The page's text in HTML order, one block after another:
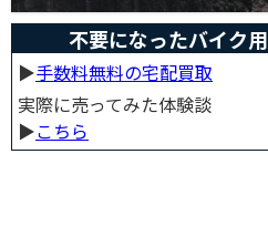
不要になったバイク
▶︎手数料無料の宅配買取
実際に売ってみた体験談
▶︎こちら